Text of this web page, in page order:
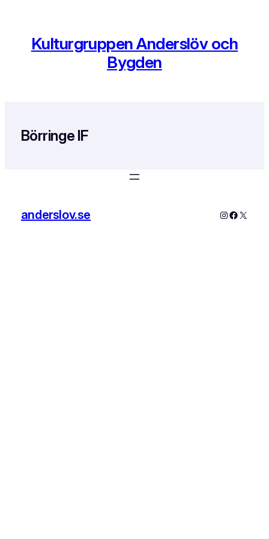
innehållKulturgruppen Anderslöv och
Bygden
Börringe IF
anderslov.se Instagram
X